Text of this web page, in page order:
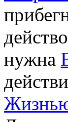
нужна